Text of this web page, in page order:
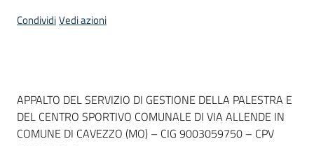
CondividiVedi azioni
Dati del bando
APPALTO DEL SERVIZIO DI GESTIONE DELLA PALESTRA E
DEL CENTRO SPORTIVO COMUNALE DI VIA ALLENDE IN
COMUNE DI CAVEZZO (MO) – CIG 9003059750 – CPV